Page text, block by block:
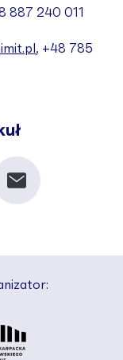
887 240 011
, +48 785